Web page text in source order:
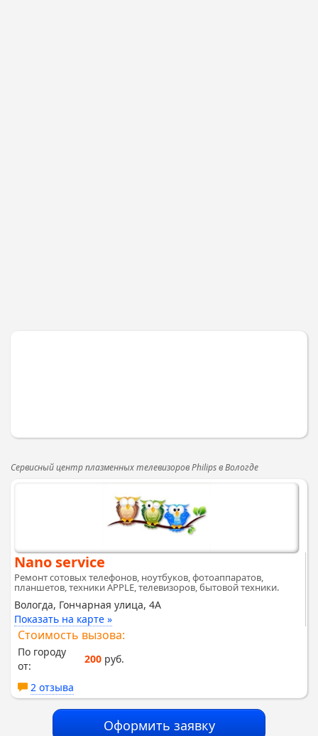
Сервисный центр плазменных телевизоров Philips в Вологде
Nano service
Ремонт сотовых телефонов, ноутбуков, фотоаппаратов,
планшетов, техники APPLE, телевизоров, бытовой техники.
Вологда, Гончарная улица, 4А
Показать на карте »
Стоимость вызова:
По городу
от:
200 руб.
2 отзыва
Оформить заявку